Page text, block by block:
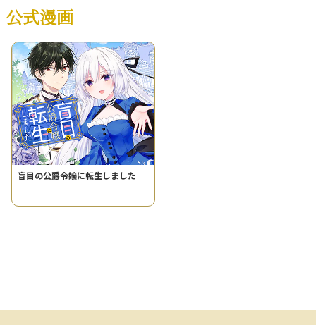
公式漫画
盲目の公爵令嬢に転生しました